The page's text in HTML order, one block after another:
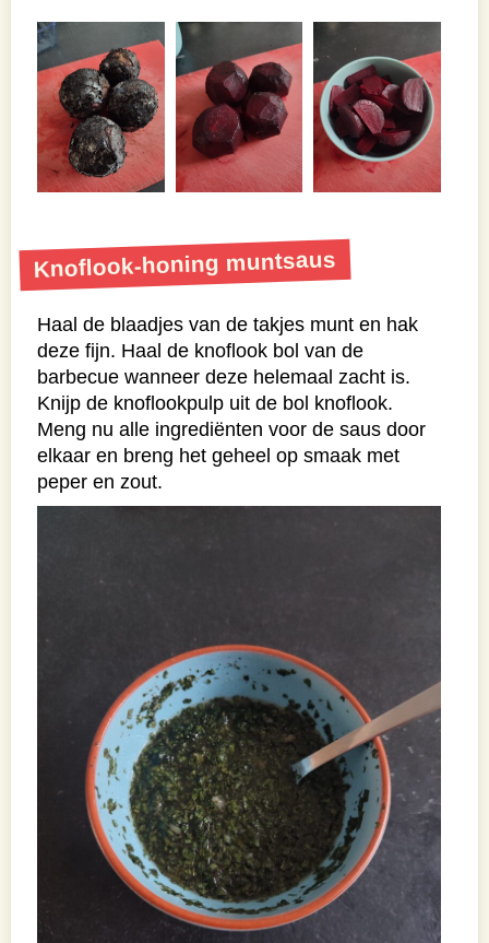
Knoflook-honing muntsaus
Haal de blaadjes van de takjes munt en hak
deze fijn. Haal de knoflook bol van de
barbecue wanneer deze helemaal zacht is.
Knijp de knoflookpulp uit de bol knoflook.
Meng nu alle ingrediënten voor de saus door
elkaar en breng het geheel op smaak met
peper en zout.